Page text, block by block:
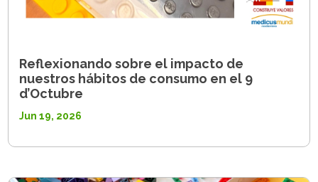
Reflexionando sobre el impacto de
nuestros hábitos de consumo en el 9
d’Octubre
Jun 19, 2026